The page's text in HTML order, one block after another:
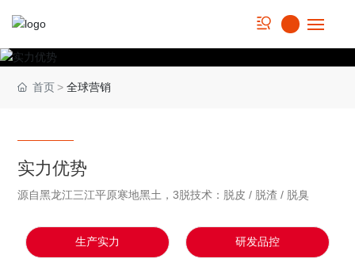
首页
产品中心
食谱集锦
首页 全球营销
实力优势
源自黑龙江三江平原寒地黑土，3脱技术：脱皮 / 脱渣 / 脱臭
生产实力 研发品控